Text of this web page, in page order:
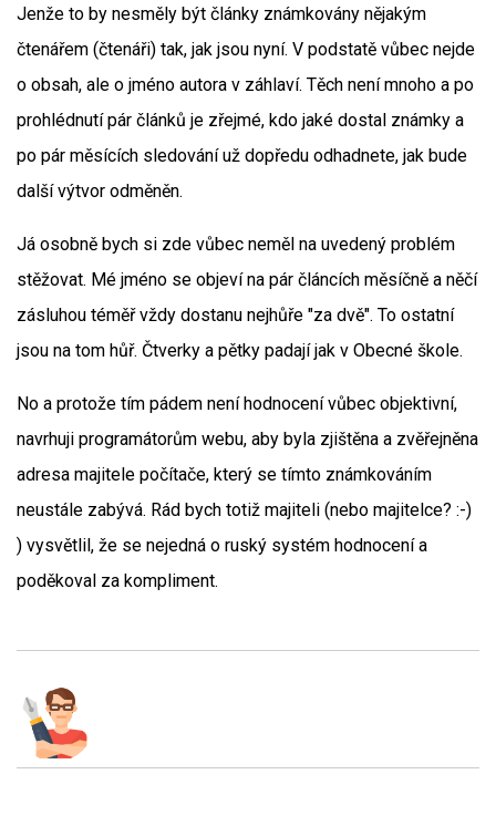
Jenže to by nesměly být články známkovány nějakým
čtenářem (čtenáři) tak, jak jsou nyní. V podstatě vůbec nejde
o obsah, ale o jméno autora v záhlaví. Těch není mnoho a po
prohlédnutí pár článků je zřejmé, kdo jaké dostal známky a
po pár měsících sledování už dopředu odhadnete, jak bude
další výtvor odměněn.
Já osobně bych si zde vůbec neměl na uvedený problém
stěžovat. Mé jméno se objeví na pár článcích měsíčně a něčí
zásluhou téměř vždy dostanu nejhůře "za dvě". To ostatní
jsou na tom hůř. Čtverky a pětky padají jak v Obecné škole.
No a protože tím pádem není hodnocení vůbec objektivní,
navrhuji programátorům webu, aby byla zjištěna a zvěřejněna
adresa majitele počítače, který se tímto známkováním
neustále zabývá. Rád bych totiž majiteli (nebo majitelce? :-)
) vysvětlil, že se nejedná o ruský systém hodnocení a
poděkoval za kompliment.